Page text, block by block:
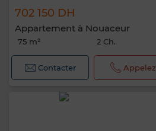
702 150 DH
Appartement à Nouaceur
75 m² 2 Ch.
Contacter Appelez